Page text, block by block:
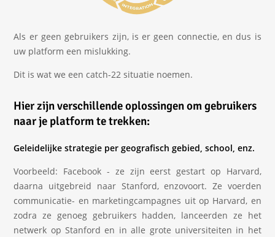
Als er geen gebruikers zijn, is er geen connectie, en dus is
uw platform een mislukking.
Dit is wat we een catch-22 situatie noemen.
Hier zijn verschillende oplossingen om gebruikers
naar je platform te trekken:
Geleidelijke strategie per geografisch gebied, school, enz.
Voorbeeld: Facebook - ze zijn eerst gestart op Harvard,
daarna uitgebreid naar Stanford, enzovoort. Ze voerden
communicatie- en marketingcampagnes uit op Harvard, en
zodra ze genoeg gebruikers hadden, lanceerden ze het
netwerk op Stanford en in alle grote universiteiten in het